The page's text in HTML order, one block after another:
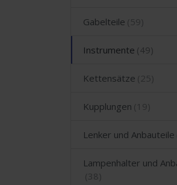
Gabelteile
Instrumente
Kettensätze
Kupplungen
Lenker und Anbauteile
Lampenhalter und